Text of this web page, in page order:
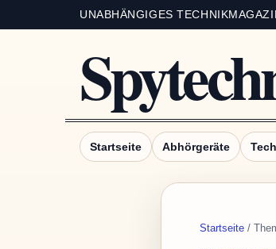
UNABHÄNGIGES
Startseite Abhörgeräte
Startseite /